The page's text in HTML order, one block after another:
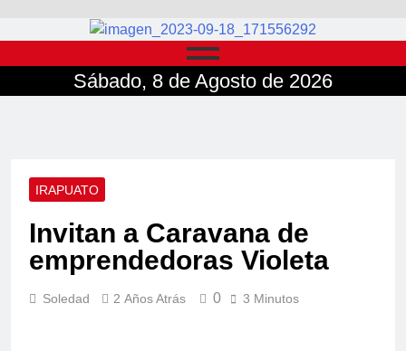
Sábado, 8 de Agosto de 2026
IRAPUATO
Invitan a Caravana de
emprendedoras Violeta
Soledad 2 Años Atrás 0 3 Minutos